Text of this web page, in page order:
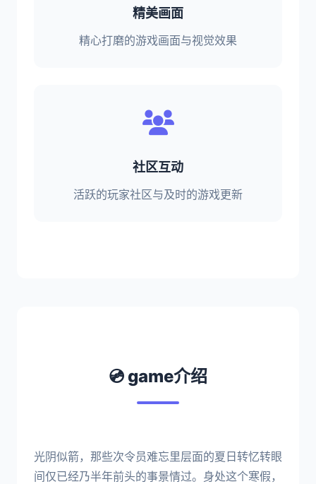
精美画面
精心打磨的游戏画面与视觉效果
社区互动
活跃的玩家社区与及时的游戏更新
💿 game介绍
光阴似箭，那些次令员难忘里层面的夏日转忆转眼
间仅已经乃半年前头的事景情过。身处这个寒假，